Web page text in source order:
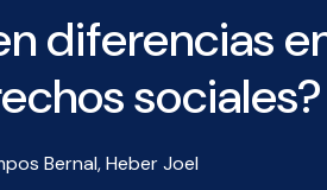
diferencias
sociales?
Bernal, Heber Joel